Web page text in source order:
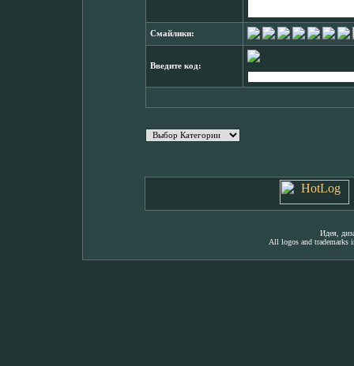
Смайлики:
Введите код:
Идея,
All logos and trademarks